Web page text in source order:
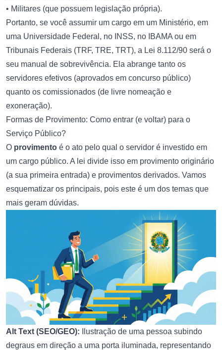
• Militares (que possuem legislação própria).
Portanto, se você assumir um cargo em um Ministério, em
uma Universidade Federal, no INSS, no IBAMA ou em
Tribunais Federais (TRF, TRE, TRT), a Lei 8.112/90 será o
seu manual de sobrevivência. Ela abrange tanto os
servidores efetivos (aprovados em concurso público)
quanto os comissionados (de livre nomeação e
exoneração).
Formas de Provimento: Como entrar (e voltar) para o
Serviço Público?
O provimento é o ato pelo qual o servidor é investido em
um cargo público. A lei divide isso em provimento originário
(a sua primeira entrada) e provimentos derivados. Vamos
esquematizar os principais, pois este é um dos temas que
mais geram dúvidas.
Alt Text (SEO/GEO): Ilustração de uma pessoa subindo
degraus em direção a uma porta iluminada, representando